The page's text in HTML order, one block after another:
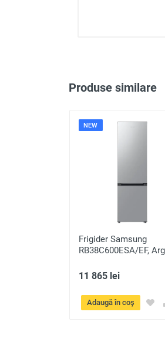
Produse similare
NEW
Frigider Samsung
RB38C600ESA/EF,
11 865 lei
Adaugă în coș